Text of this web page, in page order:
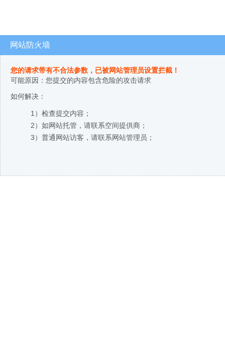
网站防火墙
您的请求带有不合法参数，已被网站管理员设置拦截！
可能原因：您提交的内容包含危险的攻击请求
如何解决：
1）检查提交内容；
2）如网站托管，请联系空间提供商；
3）普通网站访客，请联系网站管理员；